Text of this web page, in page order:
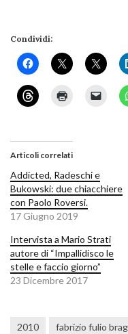
Condividi:
Articoli correlati
Addicted, Radeschi e
Bukowski: due chiacchiere
con Paolo Roversi.
17 Giugno 2019
Intervista a Mario Strati
autore di “Impallidisco le
stelle e faccio giorno”
23 Dicembre 2017
2010 fabrizio fulio